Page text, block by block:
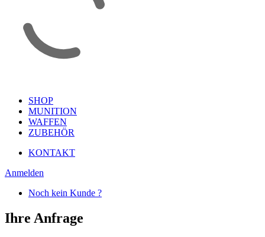
SHOP
MUNITION
WAFFEN
ZUBEHÖR
KONTAKT
Anmelden
Noch kein Kunde ?
Ihre Anfrage